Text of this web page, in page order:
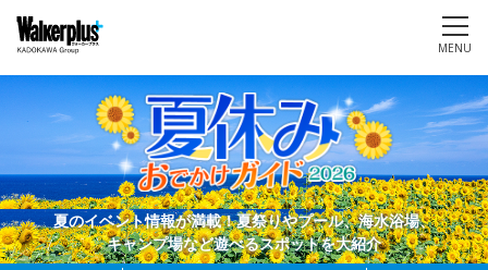
MENU
夏のイベント情報が満載！夏祭りやプール、海水浴場、
キャンプ場など遊べるスポットを大紹介